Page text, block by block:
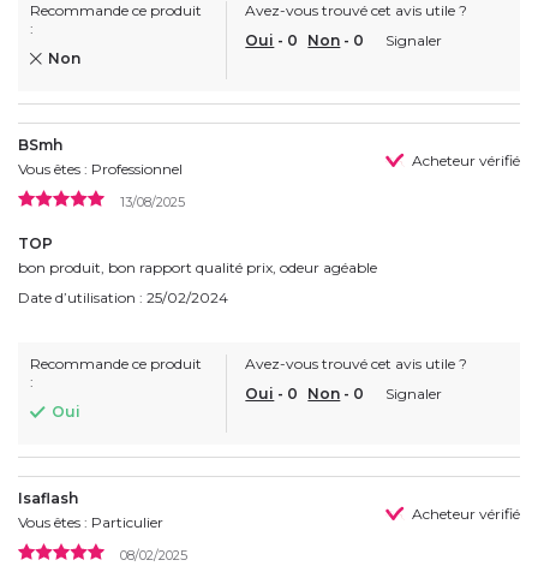
Recommande ce produit
:
Non
Avez-vous trouvé cet avis utile ?
Oui - 0 Non - 0 Signaler
BSmh
Vous êtes : Professionnel
Acheteur vérifié
13/08/2025
TOP
bon produit, bon rapport qualité prix, odeur agéable
Date d’utilisation : 25/02/2024
Recommande ce produit
:
Oui
Avez-vous trouvé cet avis utile ?
Oui - 0 Non - 0 Signaler
Isaflash
Vous êtes : Particulier
Acheteur vérifié
08/02/2025